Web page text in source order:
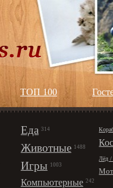
ТОП 100
Еда 314
Животные 1488
Игры 1003
Компьютерные 242
Лёд